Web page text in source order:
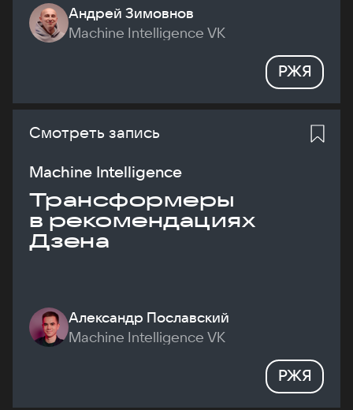
Андрей Зимовнов
Machine Intelligence VK
РЖЯ
Смотреть запись
Machine Intelligence
Трансформеры
в рекомендациях
Дзена
Александр Пославский
Machine Intelligence VK
РЖЯ